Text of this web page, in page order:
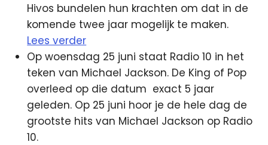
Hivos bundelen hun krachten om dat in de
komende twee jaar mogelijk te maken.
Lees verder
Op woensdag 25 juni staat Radio 10 in het
teken van Michael Jackson. De King of Pop
overleed op die datum exact 5 jaar
geleden. Op 25 juni hoor je de hele dag de
grootste hits van Michael Jackson op Radio
10.